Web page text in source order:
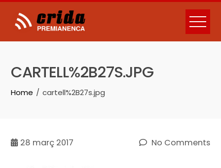
Skip
content
CARTELL%2B27S.JPG
Home cartell%2B27s.jpg
28 març 2017 No Comments